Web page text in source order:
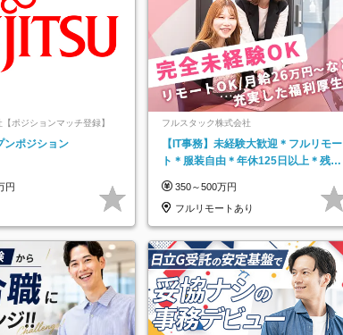
ポジションマッチ登録】
ンポジション
円
フルスタック株式会社
【IT事務】未経験大歓迎＊フルリモー
ト＊服装自由＊年休125日以上＊残業
350～500万円
フルリモートあり